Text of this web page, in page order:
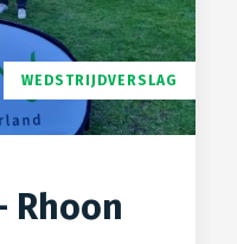
WEDSTRIJDVERSLAG
Rhoon